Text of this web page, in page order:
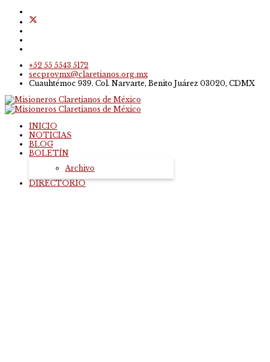
+52 55 5543 5172
secprovmx@claretianos.org.mx
Cuauhtémoc 939. Col. Narvarte, Benito Juárez 03020, CDMX
INICIO
NOTICIAS
BLOG
BOLETÍN
Archivo
DIRECTORIO